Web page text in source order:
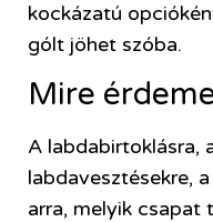
kockázatú
gólt jöhet szóba.
Mire
A labdabirtoklásra,
labdavesztésekre,
arra, melyik csapat